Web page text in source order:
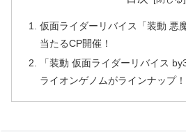
仮面ライダーリバイス「装動 悪
当たるCP開催！
「装動 仮面ライダーリバイス
ライオンゲノムがラインナップ！